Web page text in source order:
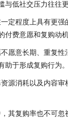
低社交压力往往
定程度上具有更
费意愿和复购动机
愿意长期、重复
于形成复购行为。
源消耗以及内容
其复购率也不可